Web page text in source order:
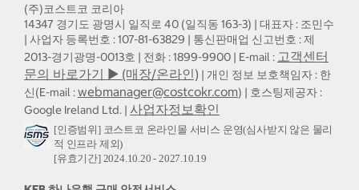
(주)코스트코 코리아
14347 경기도 광명시 일직로 40 (일직동 163-3) | 대표자 : 조민수
| 사업자 등록번호 : 107-81-63829 | 통신판매업 신고번호 : 제
2013-경기광명-0013호 | 전화 : 1899-9900 | E-mail : 고객센터
문의 바로가기 ▶ (매장/온라인) | 개인 정보 보호책임자 : 한
신(E-mail :webmanager@costcokr.com) | 호스팅제공자 :
Google Ireland Ltd. | 사업자정보확인
[인증범위] 코스트코 온라인몰 서비스 운영(심사받지 않은 물리
적 인프라 제외)
[유효기간] 2024.10.20 - 2027.10.19